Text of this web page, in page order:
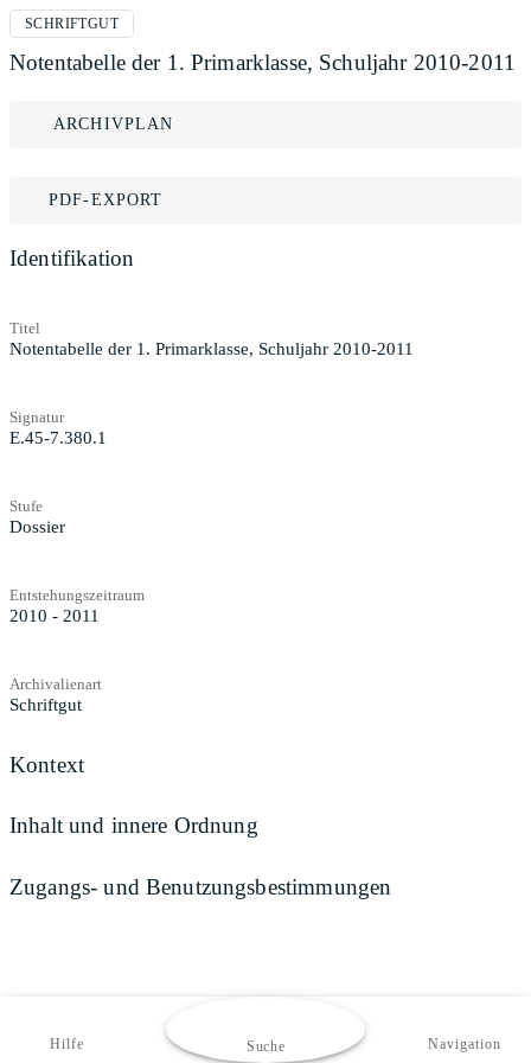
SCHRIFTGUT
Notentabelle der 1. Primarklasse, Schuljahr 2010-2011
ARCHIVPLAN
PDF-EXPORT
Identifikation
Titel
Notentabelle der 1. Primarklasse, Schuljahr 2010-2011
Signatur
E.45-7.380.1
Stufe
Dossier
Entstehungszeitraum
2010 - 2011
Archivalienart
Schriftgut
Kontext
Inhalt und innere Ordnung
Zugangs- und Benutzungsbestimmungen
Hilfe Suche Navigation